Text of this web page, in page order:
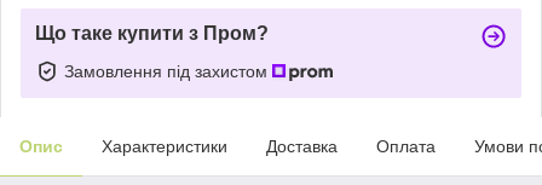
Що таке купити з Пром?
Замовлення під захистом
Опис Характеристики Доставка Оплата Умови